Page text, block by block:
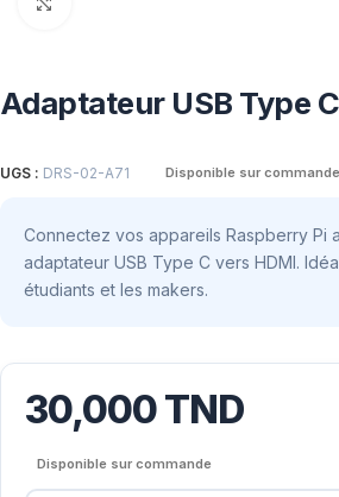
Adaptateur USB Type
UGS : DRS-02-A71 Disponible sur commande
Connectez vos appareils Raspberry Pi
adaptateur USB Type C vers HDMI.
étudiants et les makers.
30,000TND
Disponible sur commande